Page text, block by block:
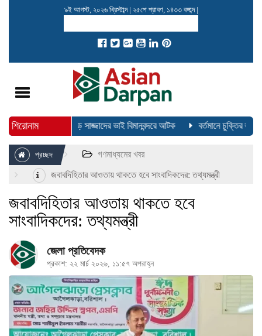
৯ই আগস্ট, ২০২৬ খ্রিস্টাব্দ| ২৫শে শ্রাবণ, ১৪৩৩ বঙ্গাব্দ|
Toggle
শিরোনাম
বিজি-৩০৬ বড় সাজ্জাদের ভাই বিমানবন্দরে আটক বর্তমানে চুক্তির জন্য
প্রচ্ছদ গণমাধ্যমের খবর
জবাবদিহিতার আওতায় থাকতে হবে সাংবাদিকদের: তথ্যমন্ত্রী
জবাবদিহিতার আওতায় থাকতে হবে
সাংবাদিকদের: তথ্যমন্ত্রী
জেলা প্রতিবেদক
প্রকাশ: ২২ মার্চ ২০২৬, ১১:৫৭ অপরাহ্ন